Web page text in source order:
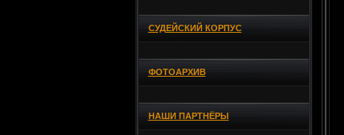
СУДЕЙСКИЙ КОРПУС
ФОТОАРХИВ
НАШИ ПАРТНЁРЫ